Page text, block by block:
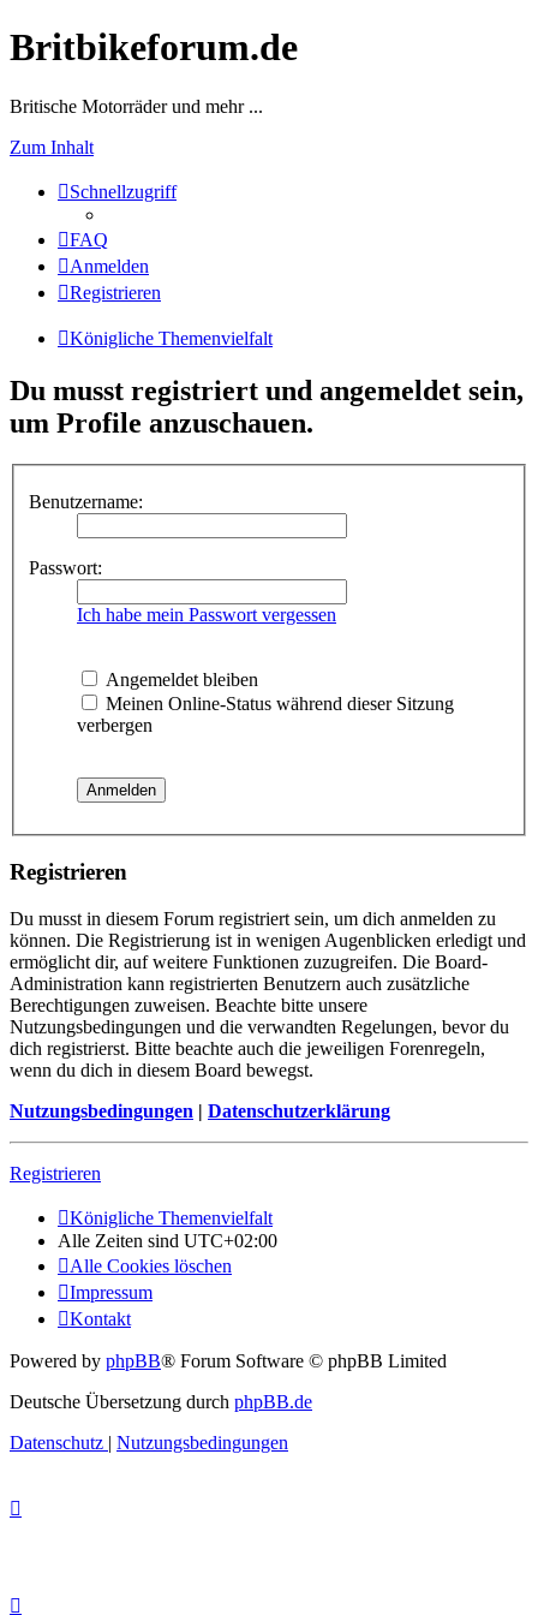
Britbikeforum.de
Britische Motorräder und mehr ...
Zum Inhalt
Schnellzugriff
FAQ
Anmelden
Registrieren
Königliche Themenvielfalt
Du musst registriert und angemeldet sein,
um Profile anzuschauen.
Benutzername:
Passwort:
Ich habe mein Passwort vergessen
Angemeldet bleiben
Meinen Online-Status während dieser Sitzung
verbergen
Registrieren
Du musst in diesem Forum registriert sein, um dich anmelden zu
können. Die Registrierung ist in wenigen Augenblicken erledigt und
ermöglicht dir, auf weitere Funktionen zuzugreifen. Die Board-
Administration kann registrierten Benutzern auch zusätzliche
Berechtigungen zuweisen. Beachte bitte unsere
Nutzungsbedingungen und die verwandten Regelungen, bevor du
dich registrierst. Bitte beachte auch die jeweiligen Forenregeln,
wenn du dich in diesem Board bewegst.
Nutzungsbedingungen | Datenschutzerklärung
Registrieren
Königliche Themenvielfalt
Alle Zeiten sind UTC+02:00
Alle Cookies löschen
Impressum
Kontakt
Powered by phpBB® Forum Software © phpBB Limited
Deutsche Übersetzung durch phpBB.de
Datenschutz | Nutzungsbedingungen